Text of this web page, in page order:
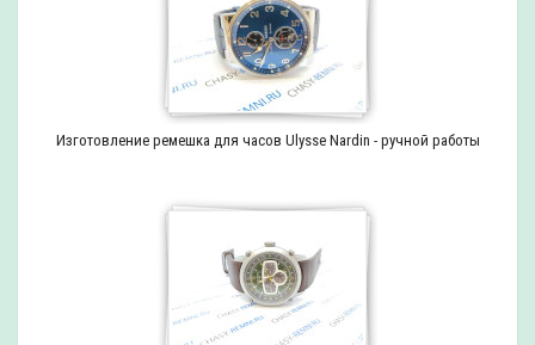
Изготовление ремешка для часов Ulysse Nardin - ручной работы